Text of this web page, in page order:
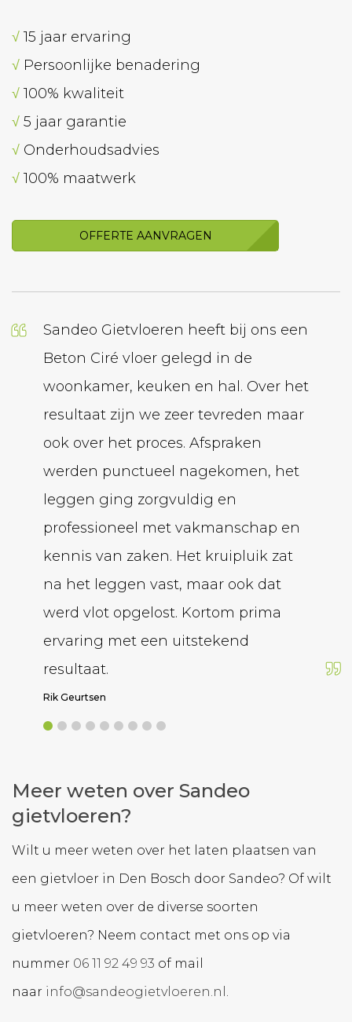
√ 15 jaar ervaring
√ Persoonlijke benadering
√ 100% kwaliteit
√ 5 jaar garantie
√ Onderhoudsadvies
√ 100% maatwerk
OFFERTE AANVRAGEN
Sandeo Gietvloeren heeft bij ons een
Beton Ciré vloer gelegd in de
woonkamer, keuken en hal. Over het
resultaat zijn we zeer tevreden maar
ook over het proces. Afspraken
werden punctueel nagekomen, het
leggen ging zorgvuldig en
professioneel met vakmanschap en
kennis van zaken. Het kruipluik zat
na het leggen vast, maar ook dat
werd vlot opgelost. Kortom prima
ervaring met een uitstekend
resultaat.
Rik Geurtsen
Meer weten over Sandeo
gietvloeren?
Wilt u meer weten over het laten plaatsen van
een gietvloer in Den Bosch door Sandeo? Of wilt
u meer weten over de diverse soorten
gietvloeren? Neem contact met ons op via
nummer 06 11 92 49 93 of mail
naar info@sandeogietvloeren.nl .